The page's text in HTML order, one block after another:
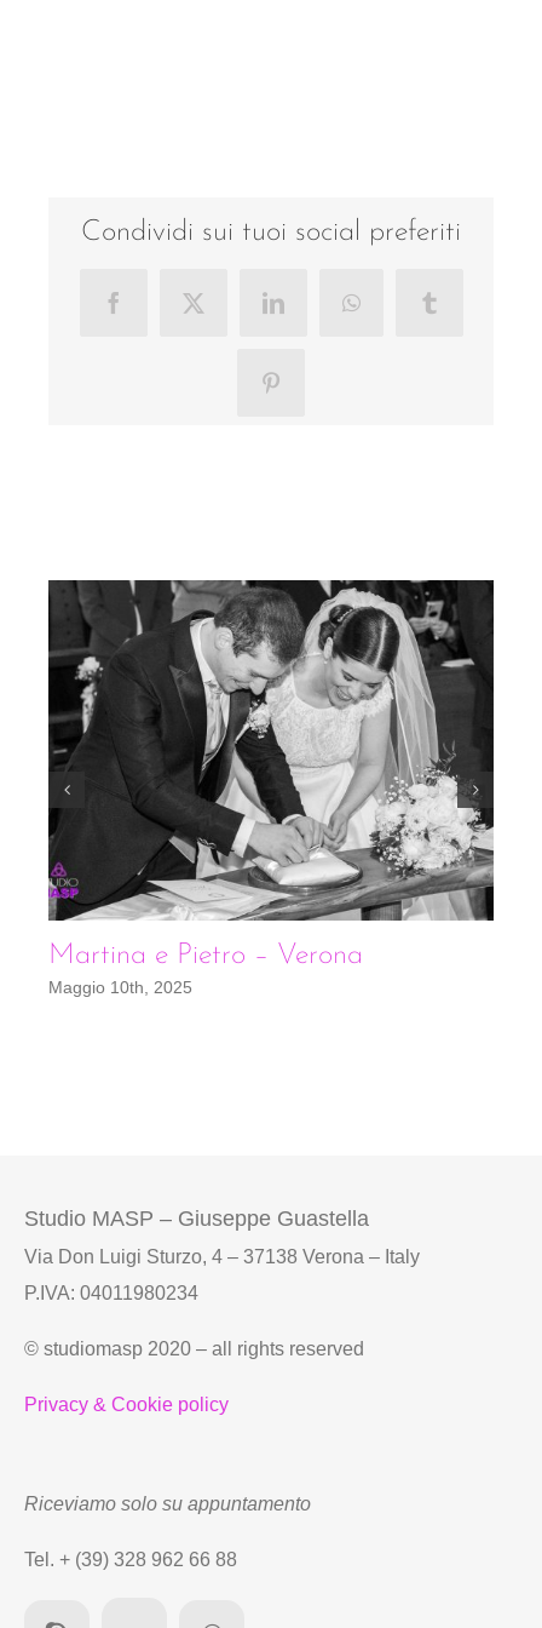
Condividi sui tuoi social preferiti
FacebookX LinkedInWhatsAppTumblr
Pinterest
Martina e Pietro – Verona
Maggio 10th, 2025
Studio MASP – Giuseppe Guastella
Via Don Luigi Sturzo, 4 – 37138 Verona – Italy
P.IVA: 04011980234
© studiomasp 2020 – all rights reserved
Privacy & Cookie policy
Riceviamo solo su appuntamento
Tel. + (39) 328 962 66 88